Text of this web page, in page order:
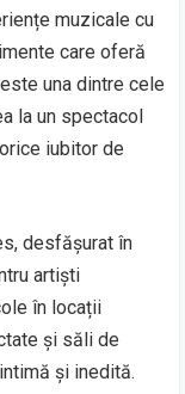
muzicale cu
care oferă
una dintre cele
la un spectacol
iubitor de
desfășurat în
artiști
în locații
și săli de
și inedită.